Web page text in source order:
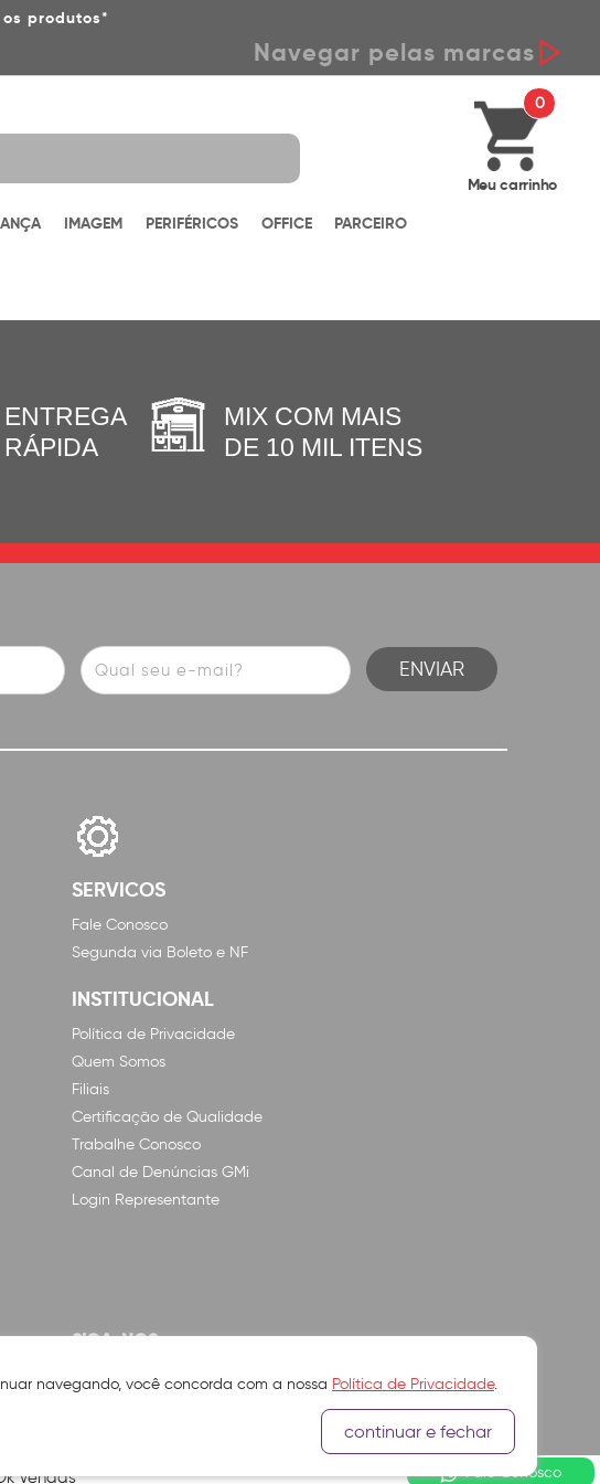
produtos*
Navegar pelas marcas
0
Meu carrinho
IMAGEM PERIFÉRICOS OFFICE PARCEIRO
ENTREGA
RÁPIDA
MIX COM MAIS
DE 10 MIL ITENS
SERVICOS
Fale Conosco
Segunda via Boleto e NF
INSTITUCIONAL
Política de Privacidade
Quem Somos
Filiais
Certificação de Qualidade
Trabalhe Conosco
Canal de Denúncias GMi
Login Representante
SIGA-NOS
Vendas
navegando, você concorda com a nossa Política de Privacidade.
continuar e fechar
Fale Conosco